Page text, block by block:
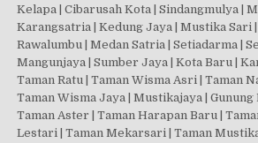
Kelapa | Cibarusah Kota | Sindangmulya |
Karangsatria | Kedung Jaya | Mustika Sari |
Rawalumbu | Medan Satria | Setiadarma |
Mangunjaya | Sumber Jaya | Kota Baru |
Taman Ratu | Taman Wisma Asri | Taman
Taman Wisma Jaya | Mustikajaya | Gunung
Taman Aster | Taman Harapan Baru |
Lestari | Taman Mekarsari | Taman